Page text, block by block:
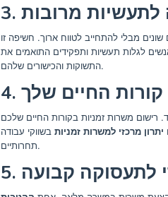
לתעשיות מרובות
מבלי להתחייב לטווח ארוך. חשיפה זו
לגלות תעשיות ותפקידים התואמים את
התשוקות והכישורים שלהם.
קורות החיים שלך
רישום משרות זמניות בקורות החיים שלכם
יתרון מרכזי למשרות זמניות בשווקי עבודה
תחרותיים.
לתעסוקה קבועה